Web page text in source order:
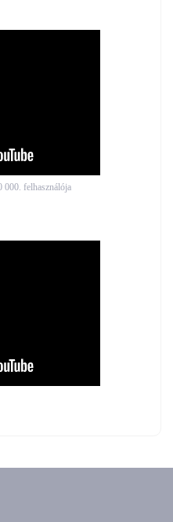
felhasználója